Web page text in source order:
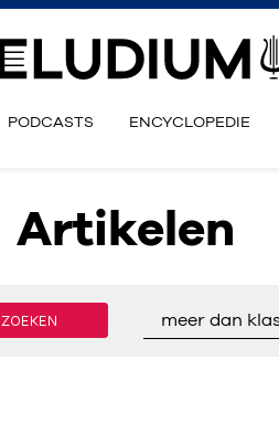
PODCASTS ENCYCLOPEDIE
Artikelen
ZOEKEN meer dan